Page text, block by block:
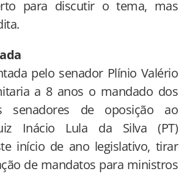
para discutir o tema, mas
pelo senador Plínio Valério
a 8 anos o mandado dos
senadores de oposição ao
Inácio Lula da Silva (PT)
início de ano legislativo, tirar
de mandatos para ministros